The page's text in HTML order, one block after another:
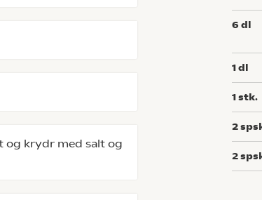
og krydr med salt og
6 dl
1dl
1stk.
2
2